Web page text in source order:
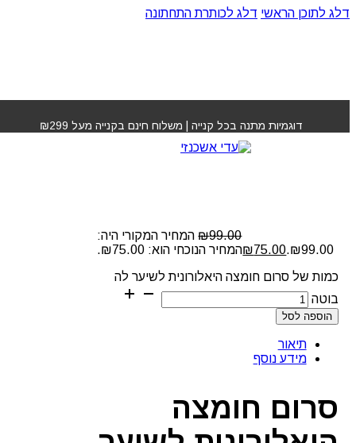
דלג לתוכן הראשי דלג לכותרת התחתונה
דוגמיות מתנה בכל קנייה | משלוח חינם בקנייה מעל ₪299
סרום חומצה היאלורונית
₪99.00
המחיר המקורי היה:
₪99.00.
₪75.00
המחיר הנוכחי הוא: ₪75.00.
כמות של סרום חומצה היאלורונית לשיער לה
בוטה
הוספה לסל
תיאור
מידע נוסף
סרום חומצה